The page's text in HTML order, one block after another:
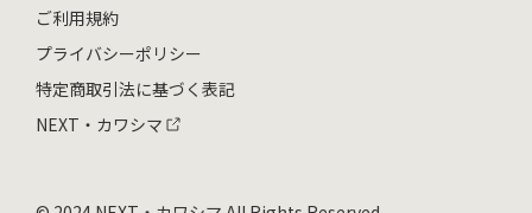
ご利用規約
プライバシーポリシー
特定商取引法に基づく表記
NEXT・カワシマ